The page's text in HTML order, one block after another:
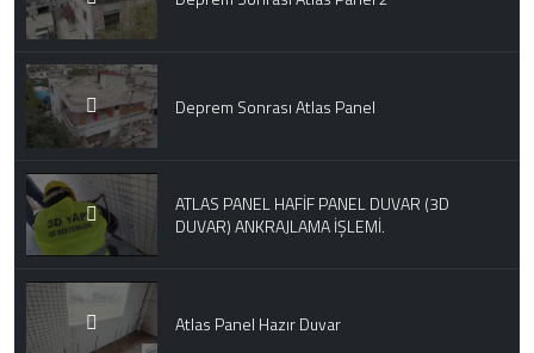
Deprem Sonrası Atlas Panel
ATLAS PANEL HAFİF PANEL DUVAR (3D
DUVAR) ANKRAJLAMA İŞLEMİ.
Atlas Panel Hazır Duvar